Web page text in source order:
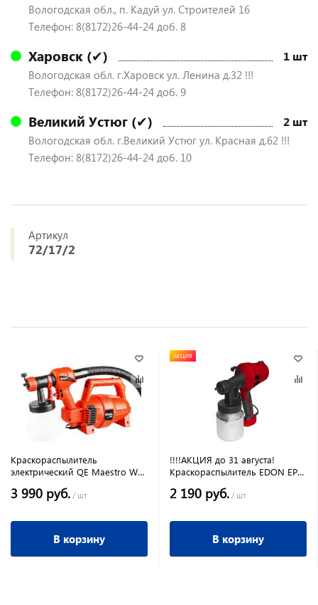
Вологодская обл., п. Кадуй ул. Строителей 16
Телефон: 8(8172)26-44-24 доб. 8
Харовск (✔) 1 шт
Вологодская обл. г.Харовск ул. Ленина д.32 !!!
Телефон: 8(8172)26-44-24 доб. 9
Великий Устюг (✔) 2 шт
Вологодская обл. г.Великий Устюг ул. Красная д.62 !!!
Телефон: 8(8172)26-44-24 доб. 10
Артикул
72/17/2
Краскораспылитель
электрический QE Maestro W-
сопло 2,0мм) с выносн.
3 990 руб. / шт
В корзину
АКЦИЯ
!!!!АКЦИЯ до 31 августа!
Краскораспылитель EDON EPS-
2 190 руб. / шт
В корзину